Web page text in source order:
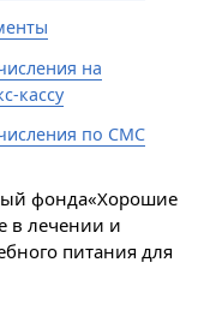
на
кассу
по СМС
фонда«Хорошие
в лечении и
питания для